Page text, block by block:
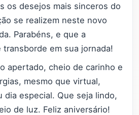
os desejos mais sinceros do
se realizem neste novo
Parabéns, e que a
transborde em sua jornada!
apertado, cheio de carinho e
mesmo que virtual,
dia especial. Que seja lindo,
de luz. Feliz aniversário!